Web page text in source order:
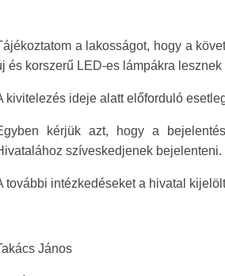
a lakosságot, hogy a
és korszerű LED-es lámpákra
kivitelezés ideje alatt előforduló
kérjük azt, hogy a
szíveskedjenek bejelenteni.
további intézkedéseket a hivatal
János